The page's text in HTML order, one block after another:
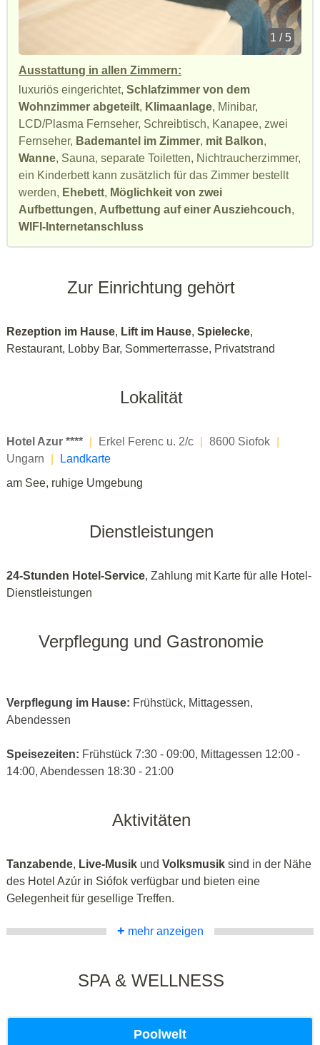
1 / 5
Ausstattung in allen Zimmern:
luxuriös eingerichtet, Schlafzimmer von dem
Wohnzimmer abgeteilt, Klimaanlage, Minibar,
LCD/Plasma Fernseher, Schreibtisch, Kanapee, zwei
Fernseher, Bademantel im Zimmer, mit Balkon,
Wanne, Sauna, separate Toiletten, Nichtraucherzimmer,
ein Kinderbett kann zusätzlich für das Zimmer bestellt
werden, Ehebett, Möglichkeit von zwei
Aufbettungen, Aufbettung auf einer Ausziehcouch,
WIFI-Internetanschluss
Zur Einrichtung gehört
Rezeption im Hause, Lift im Hause, Spielecke,
Restaurant, Lobby Bar, Sommerterrasse, Privatstrand
Lokalität
Hotel Azur **** Erkel Ferenc u. 2/c 8600 Siofok
Ungarn
Landkarte
am See, ruhige Umgebung
Dienstleistungen
24-Stunden Hotel-Service, Zahlung mit Karte für alle Hotel-
Dienstleistungen
Verpflegung und Gastronomie
Verpflegung im Hause: Frühstück, Mittagessen,
Abendessen
Speisezeiten: Frühstück 7:30 - 09:00, Mittagessen 12:00 -
14:00, Abendessen 18:30 - 21:00
Aktivitäten
Tanzabende, Live-Musik und Volksmusik sind in der Nähe
des Hotel Azúr in Siófok verfügbar und bieten eine
Gelegenheit für gesellige Treffen.
+ mehr anzeigen
SPA & WELLNESS
Poolwelt